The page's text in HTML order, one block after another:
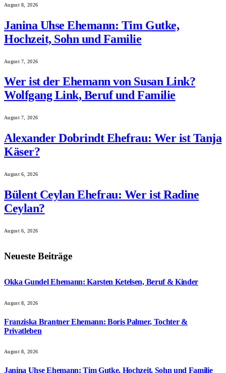
August 8, 2026
Janina Uhse Ehemann: Tim Gutke,
Hochzeit, Sohn und Familie
August 7, 2026
Wer ist der Ehemann von Susan Link?
Wolfgang Link, Beruf und Familie
August 7, 2026
Alexander Dobrindt Ehefrau: Wer ist Tanja
Käser?
August 6, 2026
Bülent Ceylan Ehefrau: Wer ist Radine
Ceylan?
August 6, 2026
Neueste Beiträge
Okka Gundel Ehemann: Karsten Ketelsen, Beruf & Kinder
August 8, 2026
Franziska Brantner Ehemann: Boris Palmer, Tochter &
Privatleben
August 8, 2026
Janina Uhse Ehemann: Tim Gutke, Hochzeit, Sohn und Familie